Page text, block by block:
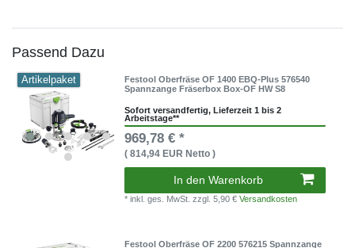
Passend Dazu
Artikelpaket
Festool Oberfräse OF 1400 EBQ-Plus 576540
Spannzange Fräserbox Box-OF HW S8
Sofort versandfertig, Lieferzeit 1 bis 2
Arbeitstage**
969,78 € *
( 814,94 EUR Netto )
In den Warenkorb
* inkl. ges. MwSt.zzgl. 5,90 €Versandkosten
Festool Oberfräse OF 2200 576215 Spannzange